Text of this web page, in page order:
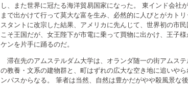
し、また世界に冠たる海洋貿易国家になった。 東インド会社
まで出かけて行って莫大な富を生み、必然的に人びとがカト
スタントに改宗した結果、アメリカに先んじて、世界初の市
こそ王国だが、女王陛下が市電に乗って買物に出かけ、王子
ケンを片手に踊るのだ。
滞在先のアムステルダム大学は、オランダ随一の街アムス
の教養・文系の建物群と、町はずれの広大な空き地に追いや
ンパスからなる。 筆者は当然、自然は豊かだがやや殺風景な